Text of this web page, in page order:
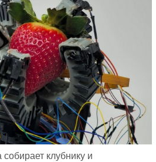
клубнику и